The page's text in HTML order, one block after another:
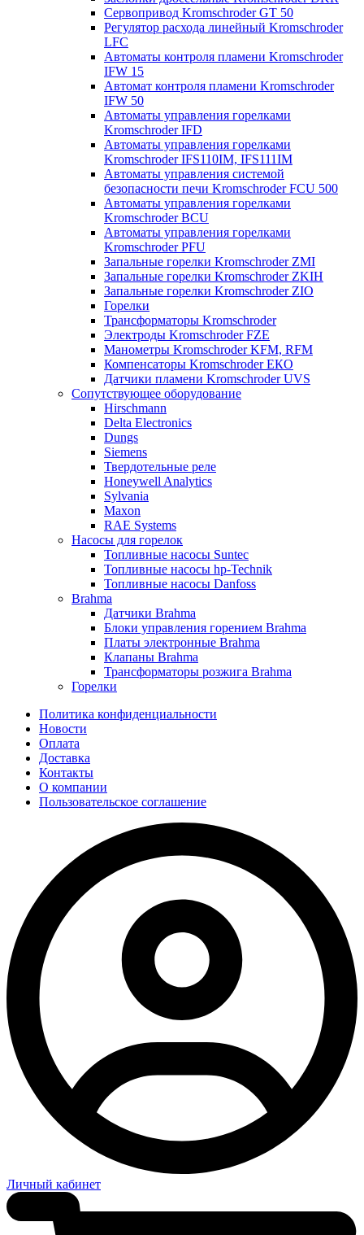
Cервопривод Kromschroder GT 50
Регулятор расхода линейный Kromschroder
LFC
Автоматы контроля пламени Kromschroder
IFW 15
Автомат контроля пламени Kromschroder
IFW 50
Автоматы управления горелками
Kromschroder IFD
Автоматы управления горелками
Kromschroder IFS110IM, IFS111IM
Автоматы управления системой
безопасности печи Kromschroder FCU 500
Автоматы управления горелками
Kromschroder BCU
Автоматы управления горелками
Kromschroder PFU
Запальные горелки Kromschroder ZМI
Запальные горелки Kromschroder ZKIH
Запальные горелки Kromschroder ZIO
Горелки
Трансформаторы Kromschroder
Электроды Kromschroder FZE
Манометры Kromschroder KFM, RFM
Компенсаторы Kromschroder ЕКО
Датчики пламени Kromschroder UVS
Сопутствующее оборудование
Hirschmann
Delta Electronics
Dungs
Siemens
Твердотельные реле
Honeywell Analytics
Sylvania
Maxon
RAE Systems
Насосы для горелок
Топливные насосы Suntec
Топливные насосы hp-Technik
Топливные насосы Danfoss
Brahma
Датчики Brahma
Блоки управления горением Brahma
Платы электронные Brahma
Клапаны Brahma
Трансформаторы розжига Brahma
Горелки
Политика конфиденциальности
Новости
Оплата
Доставка
Контакты
О компании
Пользовательское соглашение
Личный кабинет